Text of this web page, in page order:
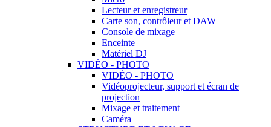
Lecteur et enregistreur
Carte son, contrôleur et DAW
Console de mixage
Enceinte
Matériel DJ
VIDÉO - PHOTO
VIDÉO - PHOTO
Vidéoprojecteur, support et écran de
projection
Mixage et traitement
Caméra